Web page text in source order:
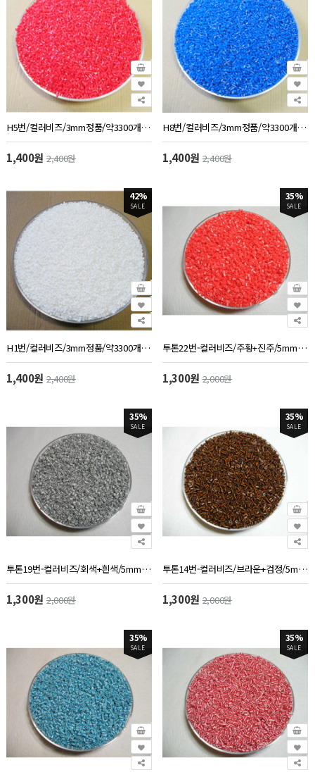
H5번/컬러비즈/3mm정품/약3300개/50g/빨강색
1,400원 2,400원
H8번/컬러비즈/3mm정품/약3300개/50g/파랑색
1,400원2,400원
42%
SALE
H1번/컬러비즈/3mm정품/약3300개/50g/흰색
1,400원 2,400원
35%
SALE
투톤22번-컬러비즈/주황+진주/5mm/약1000개/60g
1,300원2,000원
35%
SALE
투톤19번-컬러비즈/회색+흰색/5mm/약1000개/60g
1,300원 2,000원
35%
SALE
투톤14번-컬러비즈/브라운+검정/5mm/약1000개/60g
1,300원2,000원
35%
SALE
35%
SALE